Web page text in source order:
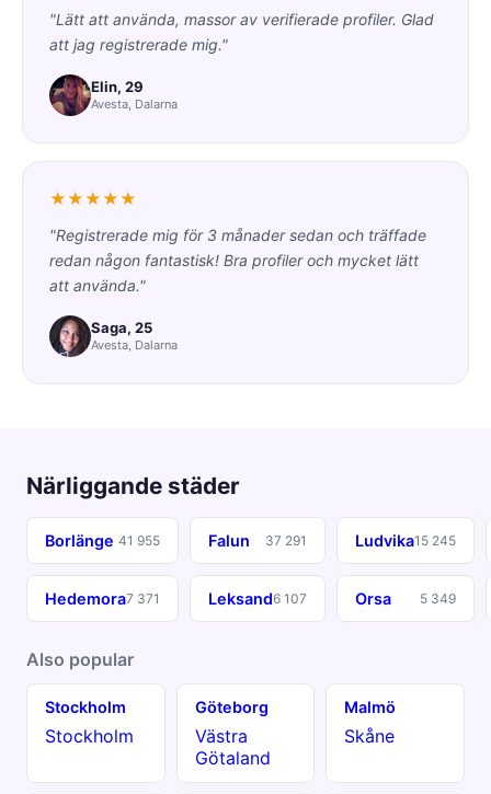
"Lätt att använda, massor av verifierade profiler. Glad
att jag registrerade mig."
Elin, 29
Avesta, Dalarna
★★★★★
"Registrerade mig för 3 månader sedan och träffade
redan någon fantastisk! Bra profiler och mycket lätt
att använda."
Saga, 25
Avesta, Dalarna
Närliggande städer
Borlänge 41 955 Falun 37 291 Ludvika15 245
Hedemora7 371 Leksand6 107 Orsa 5 349
Also popular
Stockholm
Stockholm
Göteborg
Västra
Götaland
Malmö
Skåne